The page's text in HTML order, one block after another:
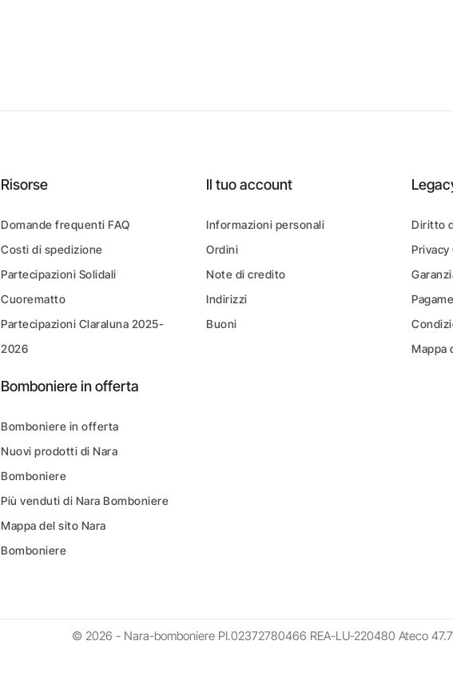
Risorse
Domande frequenti FAQ
Costi di spedizione
Partecipazioni Solidali
Cuorematto
Partecipazioni Claraluna 2025-
2026
Bomboniere in offerta
Bomboniere in offerta
Nuovi prodotti di Nara
Bomboniere
Più venduti di Nara Bomboniere
Mappa del sito Nara
Bomboniere
Il tuo account
Informazioni personali
Ordini
Note di credito
Indirizzi
Buoni
Diritto
Privacy
Mappa
© 2026 - Nara-bomboniere PI.02372780466 REA-LU-220480 Ateco